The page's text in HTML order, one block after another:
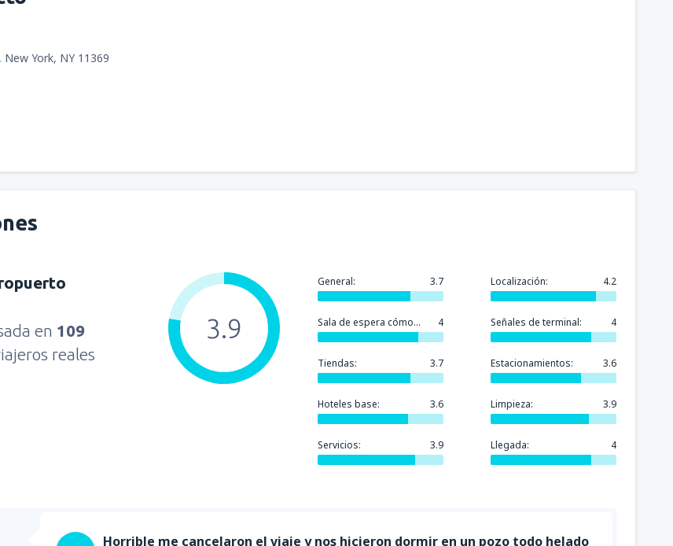
York, NY 11369
en 109
reales
General: 3.7 Localización: 4.2
Sala de espera cómoda: 4 Señales de terminal: 4
Tiendas: 3.7 Estacionamientos: 3.6
Hoteles base: 3.6 Limpieza: 3.9
Servicios: 3.9 Llegada: 4
3.9
Horrible me cancelaron el viaje y nos hicieron dormir en un pozo todo helado